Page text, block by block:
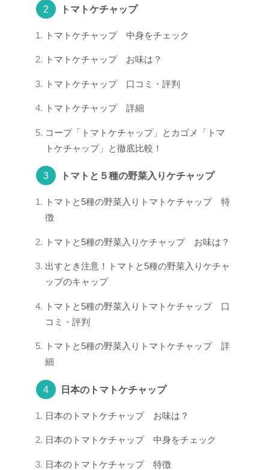
トマトケチャップ
トマトケチャップ 中身をチェック
トマトケチャップ お味は？
トマトケチャップ 口コミ・評判
トマトケチャップ 詳細
コープ「トマトケチャップ」とカゴメ「トマ
トケチャップ」と徹底比較！
トマトと５種の野菜入りケチャップ
トマトと5種の野菜入りトマトケチャップ 特
徴
トマトと5種の野菜入りケチャップ お味は？
出すとき注意！トマトと5種の野菜入りケチャ
ップのキャップ
トマトと5種の野菜入りトマトケチャップ 口
コミ・評判
トマトと5種の野菜入りトマトケチャップ 詳
細
日本のトマトケチャップ
日本のトマトケチャップ お味は？
日本のトマトケチャップ 中身をチェック
日本のトマトケチャップ 特徴